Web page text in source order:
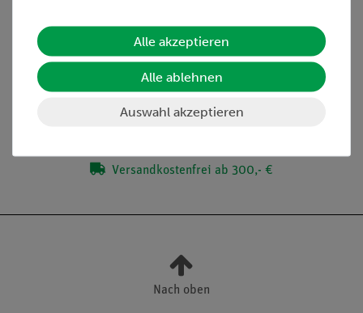
Lieferumfang
Versandkostenfrei ab 300,- €
Nach oben
Alle akzeptieren
Alle ablehnen
Auswahl akzeptieren